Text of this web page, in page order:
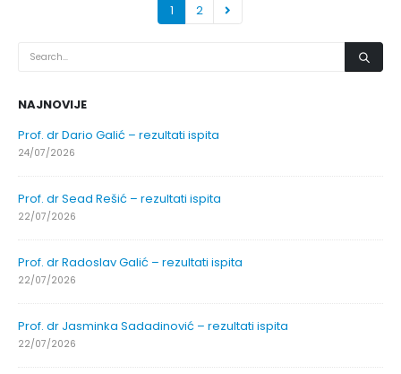
1 2
NAJNOVIJE
Prof. dr Dario Galić – rezultati ispita
24/07/2026
Prof. dr Sead Rešić – rezultati ispita
22/07/2026
Prof. dr Radoslav Galić – rezultati ispita
22/07/2026
Prof. dr Jasminka Sadadinović – rezultati ispita
22/07/2026